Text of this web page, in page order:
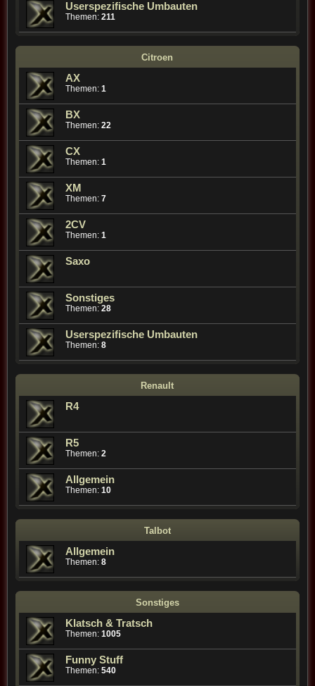
Userspezifische Umbauten
Themen: 211
Citroen
AX
Themen: 1
BX
Themen: 22
CX
Themen: 1
XM
Themen: 7
2CV
Themen: 1
Saxo
Sonstiges
Themen: 28
Userspezifische Umbauten
Themen: 8
Renault
R4
R5
Themen: 2
Allgemein
Themen: 10
Talbot
Allgemein
Themen: 8
Sonstiges
Klatsch & Tratsch
Themen: 1005
Funny Stuff
Themen: 540